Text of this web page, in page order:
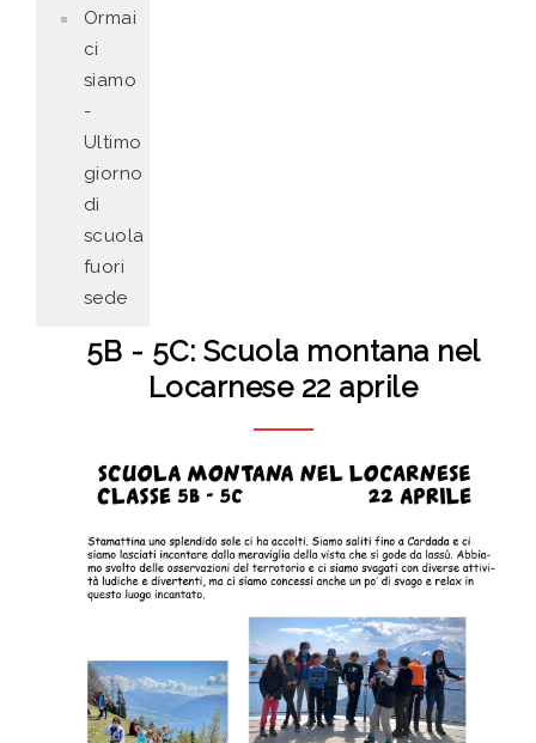
Ormai
ci
siamo
-
Ultimo
giorno
di
scuola
fuori
sede
5B - 5C: Scuola montana nel
Locarnese 22 aprile